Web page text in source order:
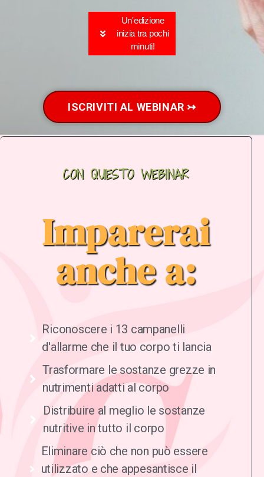
Un'edizione
inizia tra pochi
minuti!
ISCRIVITI AL WEBINAR ↣
CON QUESTO WEBINAR​
Imparerai
anche a:​
Riconoscere i 13 campanelli
d'allarme che il tuo corpo ti lancia
Trasformare le sostanze grezze in
nutrimenti adatti al corpo​
Distribuire al meglio le sostanze
nutritive in tutto il corpo​
Eliminare ciò che non può essere
utilizzato e che appesantisce il